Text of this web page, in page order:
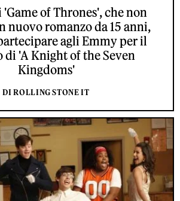
of Thrones', che non
nuovo romanzo da 15 anni,
agli Emmy per il
di 'A Knight of the Seven
Kingdoms'
DI ROLLING STONE IT